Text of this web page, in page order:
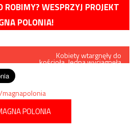
ROBIMY? WESPRZYJ PROJEKT
POLONIA!
Kobiety wtargnęły do
kościoła. Jedna wyciągnęła
POLONIA